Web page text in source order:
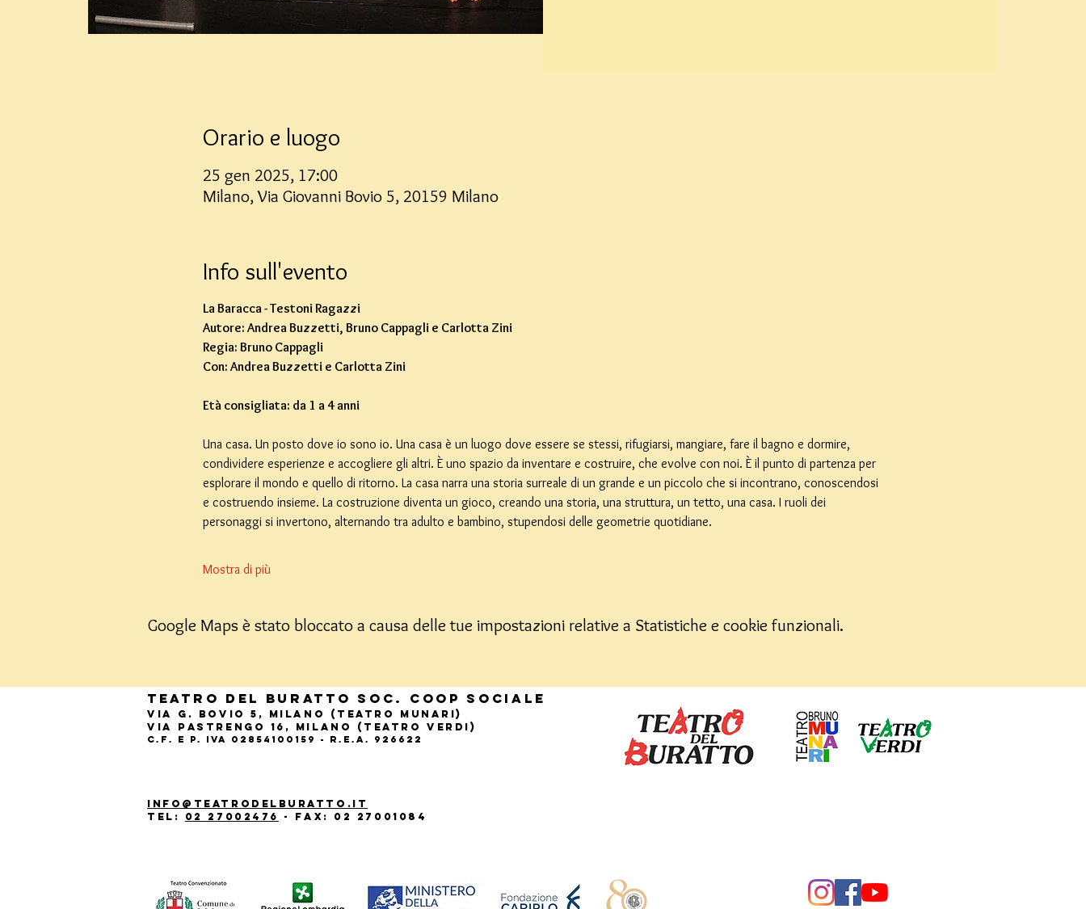
Orario e luogo
25 gen 2025, 17:00
Milano, Via Giovanni Bovio 5, 20159 Milano
Info sull'evento
La Baracca - Testoni Ragazzi
Autore: Andrea Buzzetti, Bruno Cappagli e Carlotta Zini
Regia: Bruno Cappagli
Con: Andrea Buzzetti e Carlotta Zini
Età consigliata: da 1 a 4 anni
Una casa. Un posto dove io sono io. Una casa è un luogo dove essere se stessi, rifugiarsi, mangiare, fare il bagno e dormire,
condividere esperienze e accogliere gli altri. È uno spazio da inventare e costruire, che evolve con noi. È il punto di partenza per
esplorare il mondo e quello di ritorno. La casa narra una storia surreale di un grande e un piccolo che si incontrano, conoscendosi
e costruendo insieme. La costruzione diventa un gioco, creando una storia, una struttura, un tetto, una casa. I ruoli dei
personaggi si invertono, alternando tra adulto e bambino, stupendosi delle geometrie quotidiane.
Mostra di più
Google Maps è stato bloccato a causa delle tue impostazioni relative a Statistiche e cookie funzionali.
Teatro del Buratto Soc. Coop sociale
Via G. Bovio 5, Milano (Teatro Munari)
Via Pastrengo 16, Milano (Teatro Verdi)
C.F. e P. Iva 02854100159 - R.E.A. 926622
info@teatrodelburatto.it
Tel: 02 27002476 - Fax: 02 27001084